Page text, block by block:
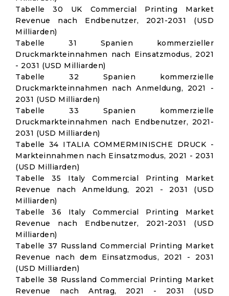
Tabelle 30 UK Commercial Printing Market
Revenue nach Endbenutzer, 2021-2031 (USD
Milliarden)
Tabelle 31 Spanien kommerzieller
Druckmarkteinnahmen nach Einsatzmodus, 2021
- 2031 (USD Milliarden)
Tabelle 32 Spanien kommerzielle
Druckmarkteinnahmen nach Anmeldung, 2021 -
2031 (USD Milliarden)
Tabelle 33 Spanien kommerzielle
Druckmarkteinnahmen nach Endbenutzer, 2021-
2031 (USD Milliarden)
Tabelle 34 ITALIA COMMERMINISCHE DRUCK -
Markteinnahmen nach Einsatzmodus, 2021 - 2031
(USD Milliarden)
Tabelle 35 Italy Commercial Printing Market
Revenue nach Anmeldung, 2021 - 2031 (USD
Milliarden)
Tabelle 36 Italy Commercial Printing Market
Revenue nach Endbenutzer, 2021-2031 (USD
Milliarden)
Tabelle 37 Russland Commercial Printing Market
Revenue nach dem Einsatzmodus, 2021 - 2031
(USD Milliarden)
Tabelle 38 Russland Commercial Printing Market
Revenue nach Antrag, 2021 - 2031 (USD